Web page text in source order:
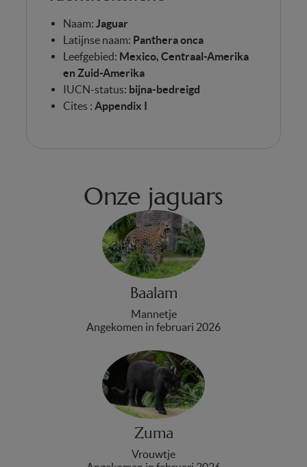
Naam: Jaguar
Latijnse naam: Panthera onca
Leefgebied: Mexico, Centraal-Amerika
en Zuid-Amerika
IUCN-status: bijna-bedreigd
Cites : Appendix I
Onze jaguars
Baalam
Mannetje
Angekomen in februari 2026
Zuma
Vrouwtje